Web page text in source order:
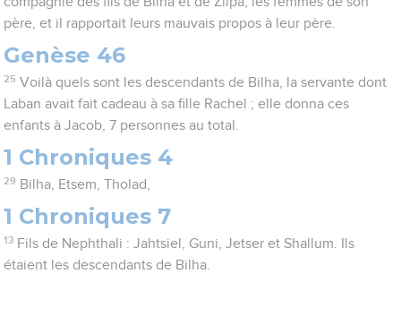
père, et il rapportait leurs mauvais propos à leur père.
Genèse 46
25 Voilà quels sont les descendants de Bilha, la servante dont
Laban avait fait cadeau à sa fille Rachel ; elle donna ces
enfants à Jacob, 7 personnes au total.
1 Chroniques 4
29 Bilha, Etsem, Tholad,
1 Chroniques 7
13 Fils de Nephthali : Jahtsiel, Guni, Jetser et Shallum. Ils
étaient les descendants de Bilha.